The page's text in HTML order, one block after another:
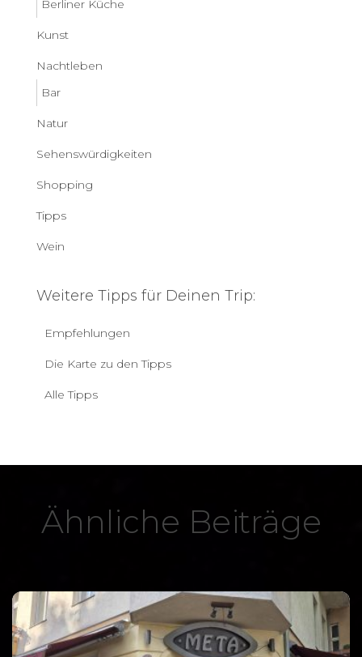
Berliner Küche
Kunst
Nachtleben
Bar
Natur
Sehenswürdigkeiten
Shopping
Tipps
Wein
Weitere Tipps für Deinen Trip:
Empfehlungen
Die Karte zu den Tipps
Alle Tipps
Ähnliche Beiträge